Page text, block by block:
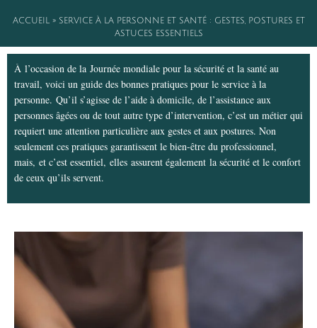
ACCUEIL» SERVICE À LA PERSONNE ET SANTÉ : GESTES, POSTURES ET
ASTUCES ESSENTIELS
À l’occasion de la Journée mondiale pour la sécurité et la santé au
travail, voici un guide des bonnes pratiques pour le service à la
personne. Qu’il s’agisse de l’aide à domicile, de l’assistance aux
personnes âgées ou de tout autre type d’intervention, c’est un métier qui
requiert une attention particulière aux gestes et aux postures. Non
seulement ces pratiques garantissent le bien-être du professionnel,
mais, et c’est essentiel, elles assurent également la sécurité et le confort
de ceux qu’ils servent.